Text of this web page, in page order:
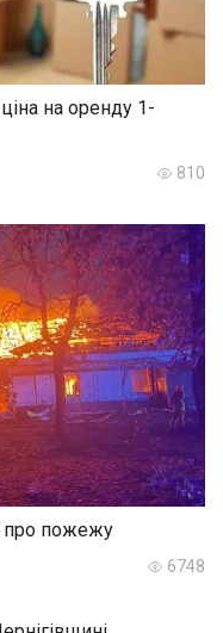
на оренду 1-
810
про пожежу
6748